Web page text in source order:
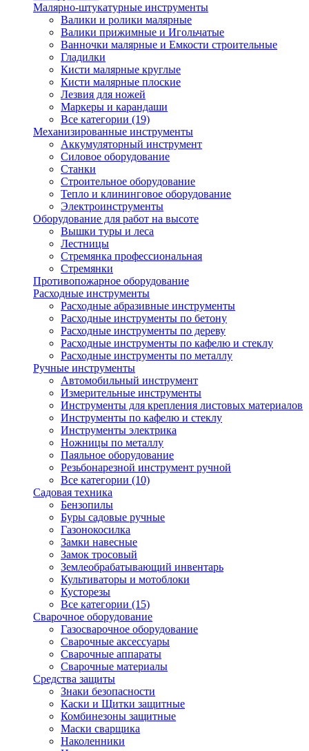
Малярно-штукатурные инструменты
Валики и ролики малярные
Валики прижимные и Игольчатые
Ванночки малярные и Емкости строительные
Гладилки
Кисти малярные круглые
Кисти малярные плоские
Лезвия для ножей
Маркеры и карандаши
Все категории (19)
Механизированные инструменты
Аккумуляторный инструмент
Силовое оборудование
Станки
Строительное оборудование
Тепло и клининговое оборудование
Электроинструменты
Оборудование для работ на высоте
Вышки туры и леса
Лестницы
Стремянка профессиональная
Стремянки
Противопожарное оборудование
Расходные инструменты
Расходные абразивные инструменты
Расходные инструменты по бетону
Расходные инструменты по дереву
Расходные инструменты по кафелю и стеклу
Расходные инструменты по металлу
Ручные инструменты
Автомобильный инструмент
Измерительные инструменты
Инструменты для крепления листовых материалов
Инструменты по кафелю и стеклу
Инструменты электрика
Ножницы по металлу
Паяльное оборудование
Резьбонарезной инструмент ручной
Все категории (10)
Садовая техника
Бензопилы
Буры садовые ручные
Газонокосилка
Замки навесные
Замок тросовый
Землеобрабатывающий инвентарь
Культиваторы и мотоблоки
Кусторезы
Все категории (15)
Сварочное оборудование
Газосварочное оборудование
Сварочные аксессуары
Сварочные аппараты
Сварочные материалы
Средства защиты
Знаки безопасности
Каски и Щитки защитные
Комбинезоны защитные
Маски сварщика
Наколенники